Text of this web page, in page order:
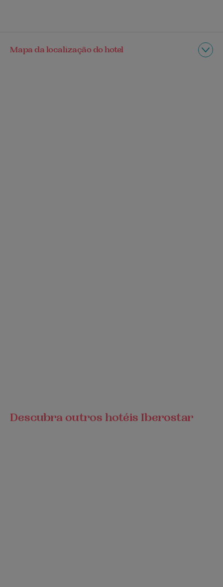
Mapa da localização do hotel
Descubra outros hotéis Iberostar